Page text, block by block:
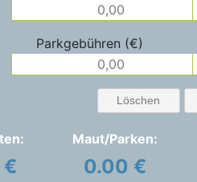
Parkgebühren (€)
Löschen
Maut/Parken:
0.00 €